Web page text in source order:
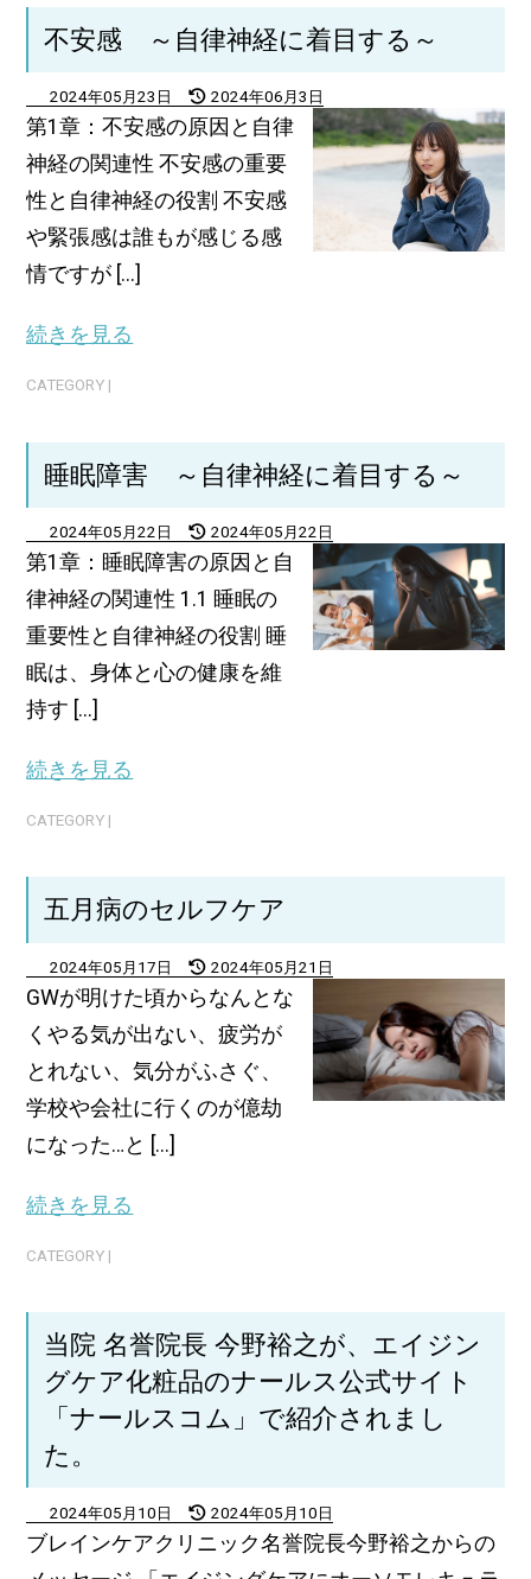
不安感 ～自律神経に着目する～
2024年05月23日 2024年06月3日
第1章：不安感の原因と自律
神経の関連性 不安感の重要
性と自律神経の役割 不安感
や緊張感は誰もが感じる感
情ですが [...]
続きを見る
CATEGORY |
睡眠障害 ～自律神経に着目する～
2024年05月22日 2024年05月22日
第1章：睡眠障害の原因と自
律神経の関連性 1.1 睡眠の
重要性と自律神経の役割 睡
眠は、身体と心の健康を維
持す [...]
続きを見る
CATEGORY |
五月病のセルフケア
2024年05月17日 2024年05月21日
GWが明けた頃からなんとな
くやる気が出ない、疲労が
とれない、気分がふさぐ、
学校や会社に行くのが億劫
になった…と [...]
続きを見る
CATEGORY |
当院 名誉院長 今野裕之が、エイジン
グケア化粧品のナールス公式サイト
「ナールスコム」で紹介されまし
た。
2024年05月10日 2024年05月10日
ブレインケアクリニック名誉院長今野裕之からの